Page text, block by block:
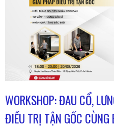
WORKSHOP: ĐAU CỔ,
ĐIỀU TRỊ TẬN GỐC